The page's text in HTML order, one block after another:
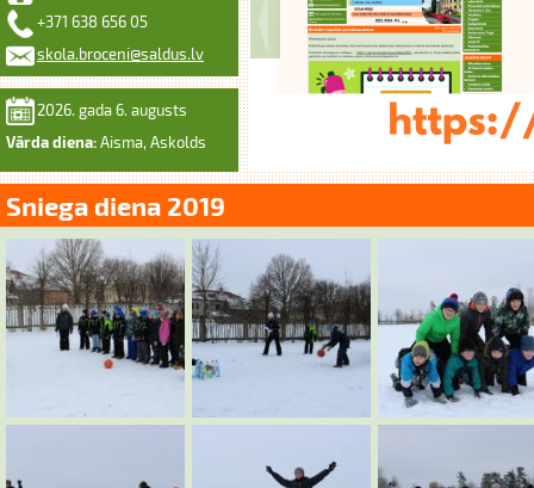
+371 638 656 05
skola.broceni@saldus.lv
2026. gada 6. augusts
Vārda diena: Aisma, Askolds
Sniega diena 2019